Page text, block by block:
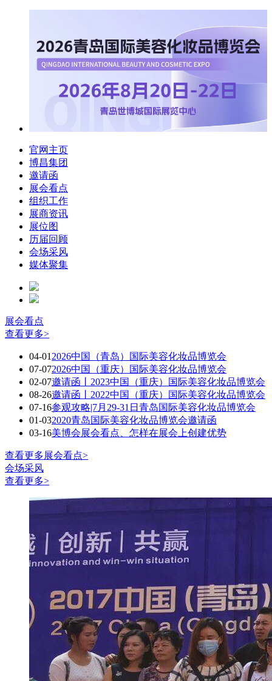
官网主页
博昌集团
邀请函
展会看点
组织工作
展商资讯
展位图
历届回顾
会场采风
媒体聚集
展会看点
查看更多>
04-012026中国（青岛）国际美容化妆品博览会
07-072026中国（重庆）国际美容化妆品博览会
02-07邀请函丨2023中国（重庆）国际美容化妆品博览会
08-26邀请函丨2022中国（重庆）国际美容化妆品博览会
07-16参观攻略|7月29-31日青岛国际美容化妆品博览会
01-032020青岛国际美容化妆品博览会邀请函
03-16美博会展会看点、怎样在展会上创建优势
查看更多展会看点>
会场采风
查看更多>